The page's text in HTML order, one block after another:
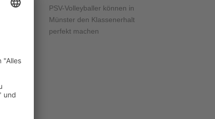
PSV-Volleyballer können in
Münster den Klassenerhalt
perfekt machen